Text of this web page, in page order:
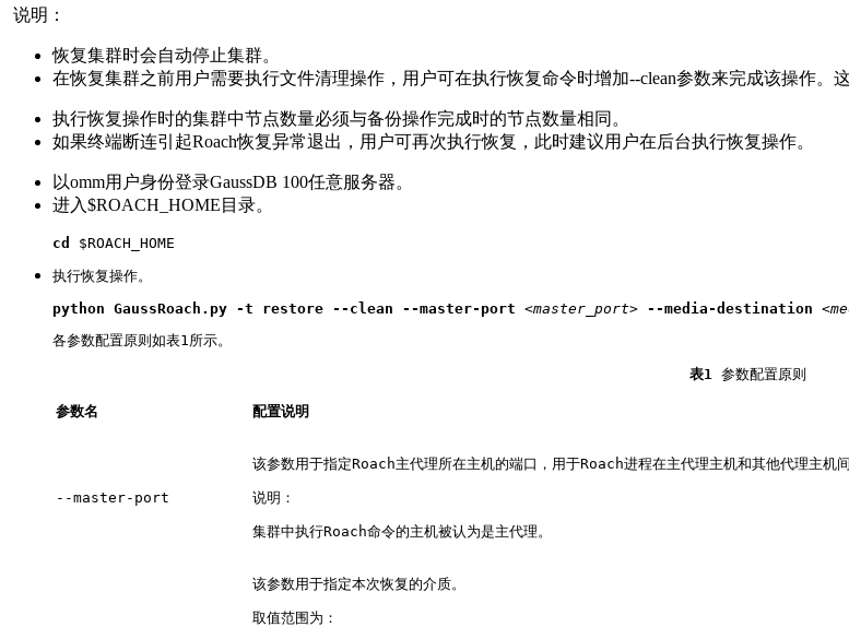
说明：
恢复集群时会自动停止集群。
在恢复集群之前用户需要执行文件清理操作，用户可在执行恢复命令时增加--clean参数来完成该操作。
执行恢复操作时的集群中节点数量必须与备份操作完成时的节点数量相同。
如果终端断连引起Roach恢复异常退出，用户可再次执行恢复，此时建议用户在后台执行恢复操作。
以omm用户身份登录GaussDB 100任意服务器。
进入$ROACH_HOME目录。
cd
$ROACH_HOME
执行恢复操作。
python GaussRoach.py -t restore --clean --master-port <master_port> --media-destination
各参数配置原则如表1所示。
表1 参数配置原则
参数名 配置说明
--master-port
该参数用于指定Roach主代理所在主机的端口，用于Roach进程在主代理主机和其他代理主机
说明：
集群中执行Roach命令的主机被认为是主代理。
该参数用于指定本次恢复的介质。
取值范围为：